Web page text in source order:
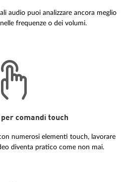
audio puoi analizzare ancora meglio
frequenze o dei volumi.
comandi touch
numerosi elementi touch, lavorare
diventa pratico come non mai.